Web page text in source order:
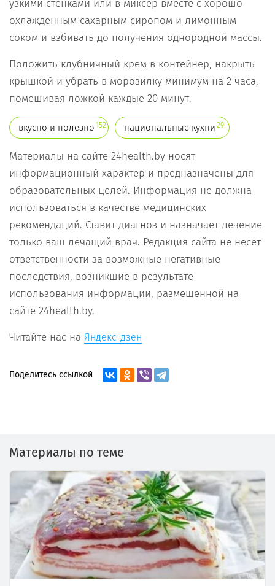
узкими стенками или в миксер вместе с хорошо
охлажденным сахарным сиропом и лимонным
соком и взбивать до получения однородной массы.
Положить клубничный крем в контейнер, накрыть
крышкой и убрать в морозилку минимум на 2 часа,
помешивая ложкой каждые 20 минут.
вкусно и полезно 152 национальные кухни 29
Материалы на сайте 24health.by носят
информационный характер и предназначены для
образовательных целей. Информация не должна
использоваться в качестве медицинских
рекомендаций. Ставит диагноз и назначает лечение
только ваш лечащий врач. Редакция сайта не несет
ответственности за возможные негативные
последствия, возникшие в результате
использования информации, размещенной на
сайте 24health.by.
Читайте нас на Яндекс-дзен
Поделитесь ссылкой
Материалы по теме